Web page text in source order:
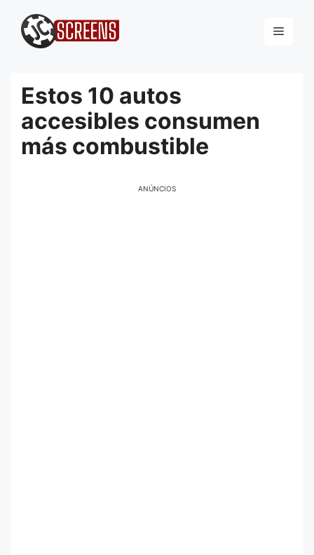
para
Menu
Estos 10 autos
accesibles consumen
más combustible
ANÚNCIOS